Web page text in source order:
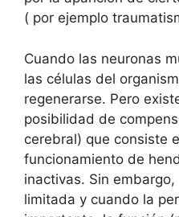
( por ejemplo
Cuando las neuronas
las células del
regenerarse. Pero
posibilidad de
cerebral) que consiste
funcionamiento de
inactivas. Sin
limitada y cuando la